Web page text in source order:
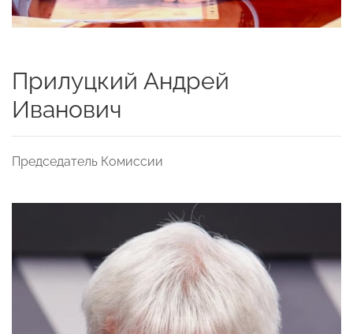
Прилуцкий Андрей
Иванович
Председатель Комиссии